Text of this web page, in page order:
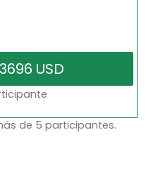
de 5 participantes.